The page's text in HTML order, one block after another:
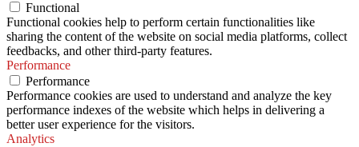
Functional
Functional cookies help to perform certain functionalities like
sharing the content of the website on social media platforms, collect
feedbacks, and other third-party features.
Performance
Performance
Performance cookies are used to understand and analyze the key
performance indexes of the website which helps in delivering a
better user experience for the visitors.
Analytics